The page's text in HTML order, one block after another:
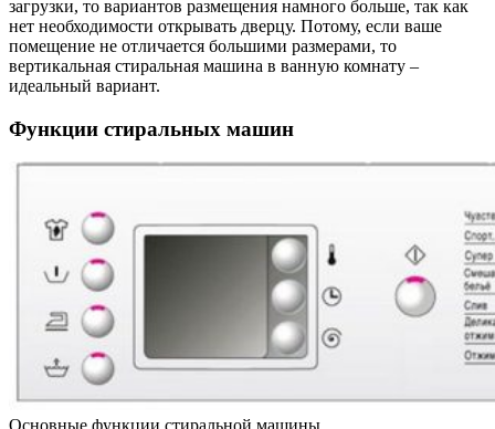
загрузки, то вариантов размещения намного больше, так как
нет необходимости открывать дверцу. Потому, если ваше
помещение не отличается большими размерами, то
вертикальная стиральная машина в ванную комнату –
идеальный вариант.
Функции стиральных машин